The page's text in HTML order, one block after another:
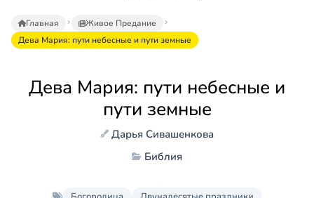
Главная
Живое Предание
Дева Мария: пути небесные и пути земные
Дева Мария: пути небесные и
пути земные
Дарья Сивашенкова
Библия